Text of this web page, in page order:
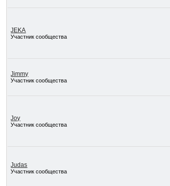
JEKA
Участник сообщества
Jimmy
Участник сообщества
Joy
Участник сообщества
Judas
Участник сообщества